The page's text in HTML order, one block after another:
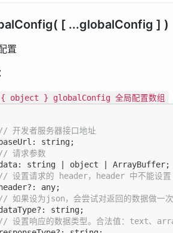
[ ...globalConfig ] )
置
{ object } globalConfig 全局配置数组
// 开发者服务器接口地址
string;
// 请求参数
string | object |
ArrayBuffer;
// 设置请求的 header，header 中不能设
any;
// 如果设为json，会尝试对返回的数据做一
string;
// 设置响应的数据类型。合法值：text、